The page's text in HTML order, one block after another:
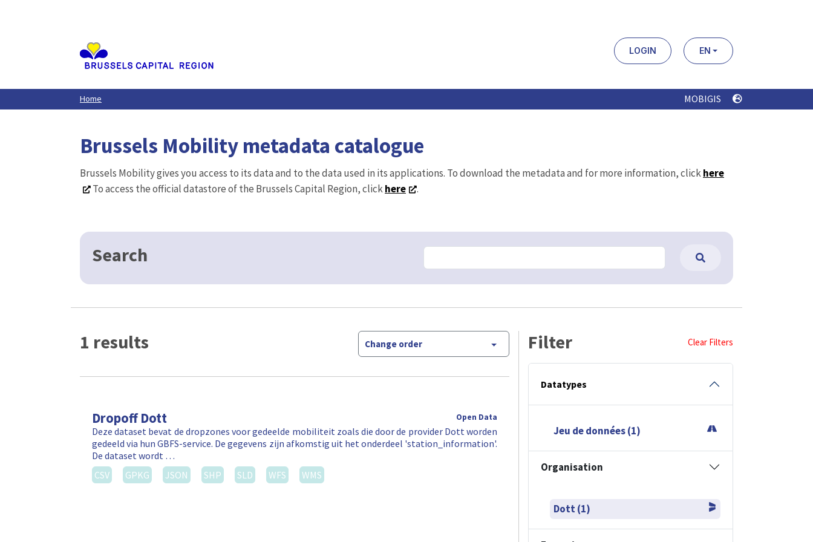
LOGIN EN
Home MOBIGIS
Brussels Mobility metadata catalogue
Brussels Mobility gives you access to its data and to the data used in its applications. To download the metadata and for more information, clickhere
To access the official datastore of the Brussels Capital Region, clickhere .
Search
1 results Change order
Dropoff Dott Open Data
Deze dataset bevat de dropzones voor gedeelde mobiliteit zoals die door de provider Dott worden
gedeeld via hun GBFS-service. De gegevens zijn afkomstig uit het onderdeel 'station_information'.
De dataset wordt …
CSV
GPKG JSON SHP SLD WFS WMS
Filter Clear Filters
Datatypes
Jeu de données (1)
Organisation
Dott (1)